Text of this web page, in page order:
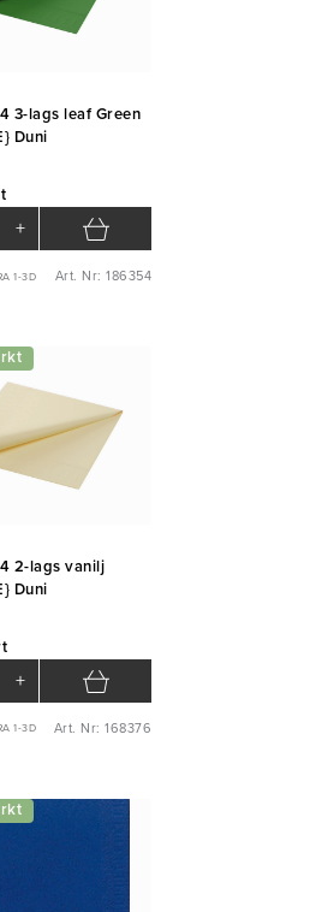
3-lags leaf Green
Duni
+
1-3D Art. Nr: 186354
2-lags vanilj
Duni
+
1-3D Art. Nr: 168376